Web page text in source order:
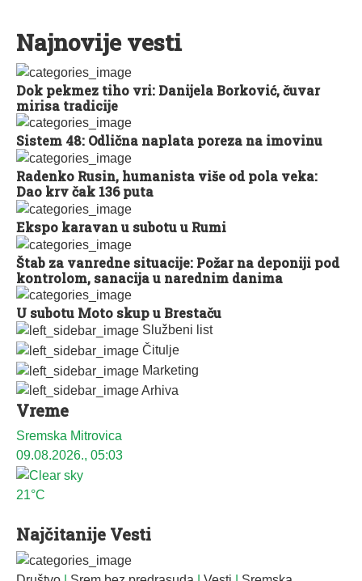
Službeni list
Čitulje
Marketing
Arhiva
Vreme
Sremska Mitrovica
09.08.2026., 05:03
21°C
Najnovije vesti
Dok pekmez tiho vri: Danijela Borković, čuvar
mirisa tradicije
Sistem 48: Odlična naplata poreza na imovinu
Radenko Rusin, humanista više od pola veka:
Dao krv čak 136 puta
Ekspo karavan u subotu u Rumi
Štab za vanredne situacije: Požar na deponiji pod
kontrolom, sanacija u narednim danima
U subotu Moto skup u Brestaču
Najčitanije Vesti